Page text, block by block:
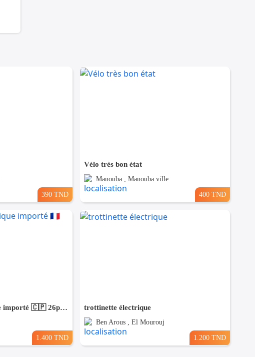
390 TND
Vélo très bon état
Manouba , Manouba ville
400 TND
Vélo de ville électrique importé 🇨🇵 26pouces
1.400 TND
trottinette électrique
Ben Arous , El Mourouj
1.200 TND